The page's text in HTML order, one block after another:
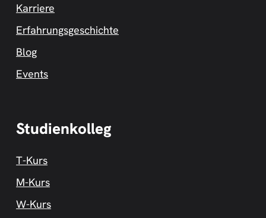
Karriere
Erfahrungsgeschichte
Blog
Events
Studienkolleg
T-Kurs
M-Kurs
W-Kurs